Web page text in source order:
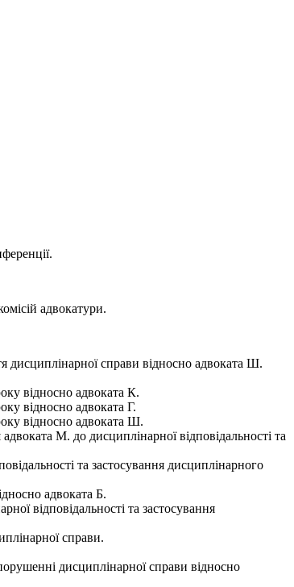
адвокатури.
справи відносно адвоката Ш.
відносно адвоката К.
відносно адвоката Г.
відносно адвоката Ш.
М. до дисциплінарної відповідальності та
та застосування дисциплінарного
адвоката Б.
відповідальності та застосування
справи.
дисциплінарної справи відносно